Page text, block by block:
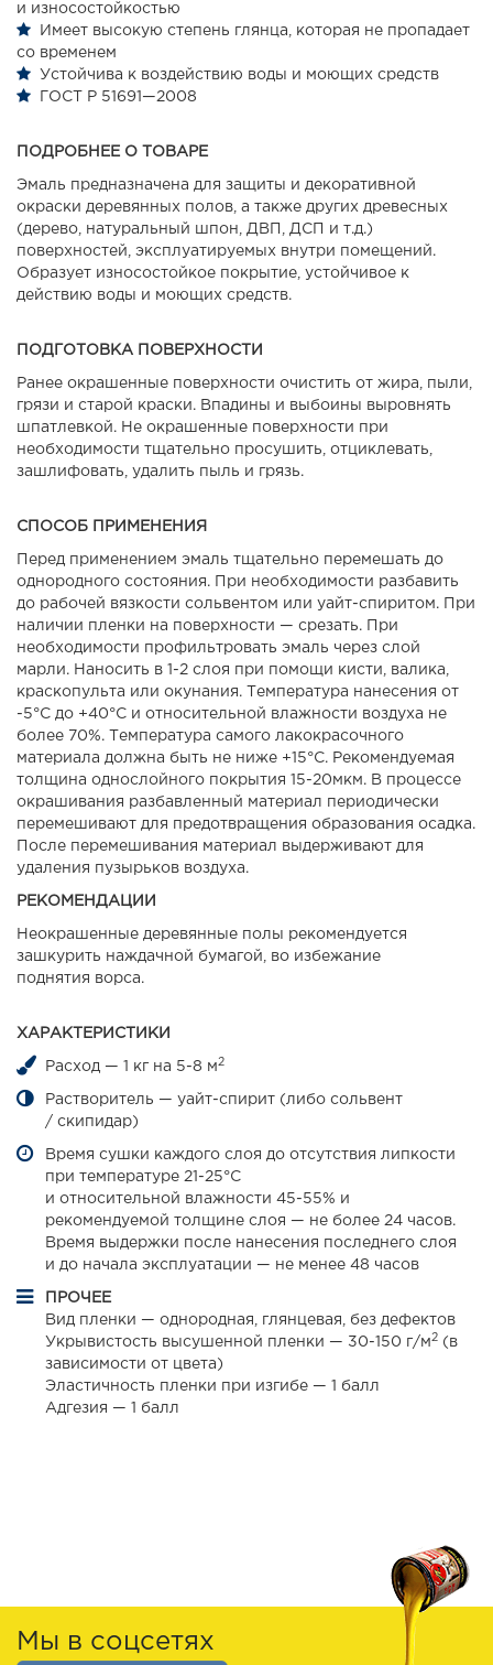
и износостойкостью
Имеет высокую степень глянца, которая не пропадает
со временем
Устойчива к воздействию воды и моющих средств
ГОСТ Р 51691—2008
ПОДРОБНЕЕ О ТОВАРЕ
Эмаль предназначена для защиты и декоративной
окраски деревянных полов, а также других древесных
(дерево, натуральный шпон, ДВП, ДСП и т.д.)
поверхностей, эксплуатируемых внутри помещений.
Образует износостойкое покрытие, устойчивое к
действию воды и моющих средств.
ПОДГОТОВКА ПОВЕРХНОСТИ
Ранее окрашенные поверхности очистить от жира, пыли,
грязи и старой краски. Впадины и выбоины выровнять
шпатлевкой. Не окрашенные поверхности при
необходимости тщательно просушить, отциклевать,
зашлифовать, удалить пыль и грязь.
СПОСОБ ПРИМЕНЕНИЯ
Перед применением эмаль тщательно перемешать до
однородного состояния. При необходимости разбавить
до рабочей вязкости сольвентом или уайт-спиритом. При
наличии пленки на поверхности — срезать. При
необходимости профильтровать эмаль через слой
марли. Наносить в 1-2 слоя при помощи кисти, валика,
краскопульта или окунания. Температура нанесения от
-5°С до +40°С и относительной влажности воздуха не
более 70%. Температура самого лакокрасочного
материала должна быть не ниже +15°С. Рекомендуемая
толщина однослойного покрытия 15-20мкм. В процессе
окрашивания разбавленный материал периодически
перемешивают для предотвращения образования осадка.
После перемешивания материал выдерживают для
удаления пузырьков воздуха.
РЕКОМЕНДАЦИИ
Неокрашенные деревянные полы рекомендуется
зашкурить наждачной бумагой, во избежание
поднятия ворса.
ХАРАКТЕРИСТИКИ
Расход — 1 кг на 5-8 м2
Растворитель — уайт-спирит (либо сольвент
/ скипидар)
Время сушки каждого слоя до отсутствия липкости
при температуре 21-25°С
и относительной влажности 45-55% и
рекомендуемой толщине слоя — не более 24 часов.
Время выдержки после нанесения последнего слоя
и до начала эксплуатации — не менее 48 часов
ПРОЧЕЕ
Вид пленки — однородная, глянцевая, без дефектов
Укрывистость высушенной пленки — 30-150 г/м2 (в
зависимости от цвета)
Эластичность пленки при изгибе — 1 балл
Адгезия — 1 балл
Мы в соцсетях